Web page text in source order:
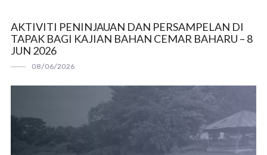
AKTIVITI PENINJAUAN DAN PERSAMPELAN DI
TAPAK BAGI KAJIAN BAHAN CEMAR BAHARU – 8
JUN 2026
08/06/2026